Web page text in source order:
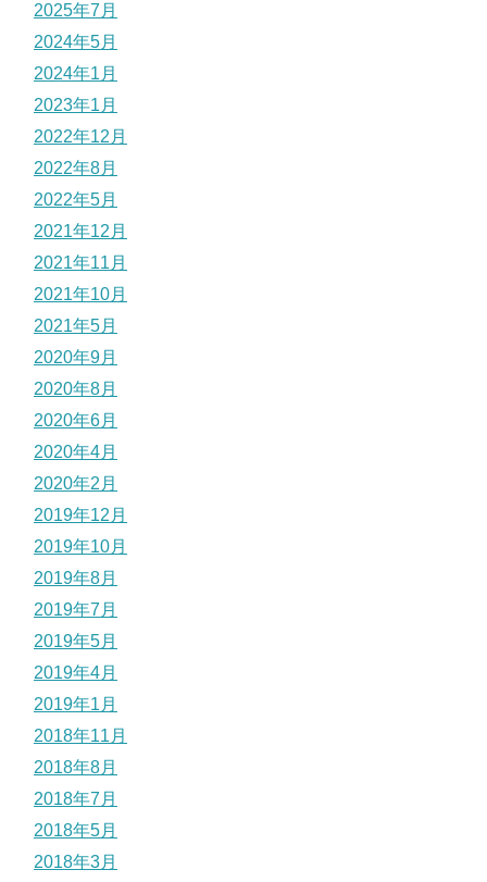
2025年7月
2024年5月
2024年1月
2023年1月
2022年12月
2022年8月
2022年5月
2021年12月
2021年11月
2021年10月
2021年5月
2020年9月
2020年8月
2020年6月
2020年4月
2020年2月
2019年12月
2019年10月
2019年8月
2019年7月
2019年5月
2019年4月
2019年1月
2018年11月
2018年8月
2018年7月
2018年5月
2018年3月